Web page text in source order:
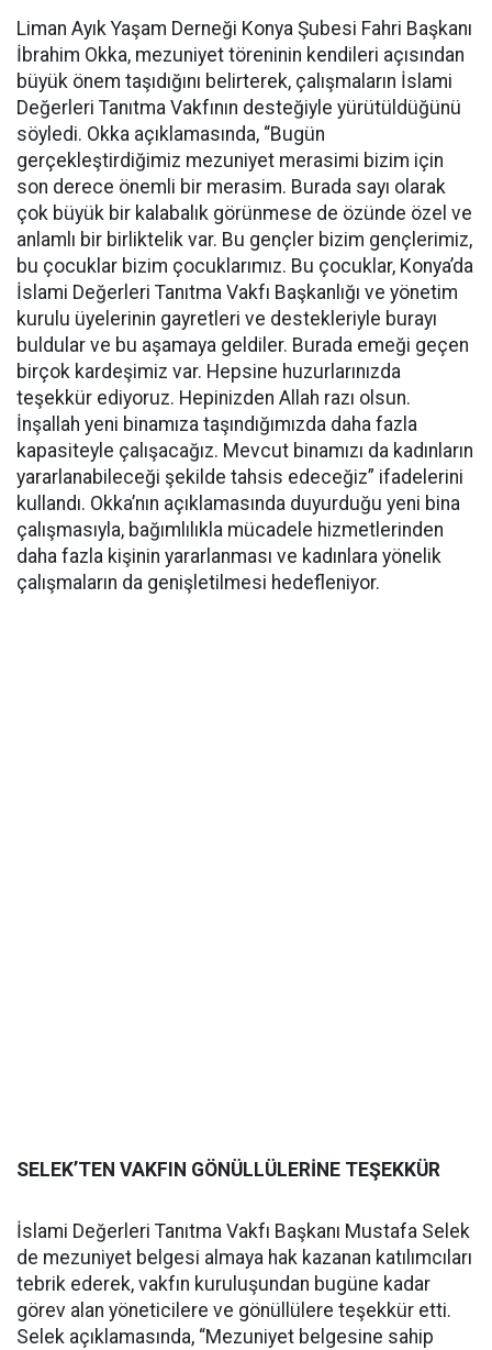
Liman Ayık Yaşam Derneği Konya Şubesi Fahri Başkanı
İbrahim Okka, mezuniyet töreninin kendileri açısından
büyük önem taşıdığını belirterek, çalışmaların İslami
Değerleri Tanıtma Vakfının desteğiyle yürütüldüğünü
söyledi. Okka açıklamasında, “Bugün
gerçekleştirdiğimiz mezuniyet merasimi bizim için
son derece önemli bir merasim. Burada sayı olarak
çok büyük bir kalabalık görünmese de özünde özel ve
anlamlı bir birliktelik var. Bu gençler bizim gençlerimiz,
bu çocuklar bizim çocuklarımız. Bu çocuklar, Konya’da
İslami Değerleri Tanıtma Vakfı Başkanlığı ve yönetim
kurulu üyelerinin gayretleri ve destekleriyle burayı
buldular ve bu aşamaya geldiler. Burada emeği geçen
birçok kardeşimiz var. Hepsine huzurlarınızda
teşekkür ediyoruz. Hepinizden Allah razı olsun.
İnşallah yeni binamıza taşındığımızda daha fazla
kapasiteyle çalışacağız. Mevcut binamızı da kadınların
yararlanabileceği şekilde tahsis edeceğiz” ifadelerini
kullandı. Okka’nın açıklamasında duyurduğu yeni bina
çalışmasıyla, bağımlılıkla mücadele hizmetlerinden
daha fazla kişinin yararlanması ve kadınlara yönelik
çalışmaların da genişletilmesi hedefleniyor.
SELEK’TEN VAKFIN GÖNÜLLÜLERİNE TEŞEKKÜR
İslami Değerleri Tanıtma Vakfı Başkanı Mustafa Selek
de mezuniyet belgesi almaya hak kazanan katılımcıları
tebrik ederek, vakfın kuruluşundan bugüne kadar
görev alan yöneticilere ve gönüllülere teşekkür etti.
Selek açıklamasında, “Mezuniyet belgesine sahip